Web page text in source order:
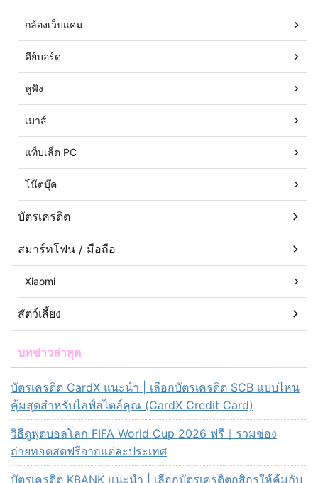
กล้องเว็บแคม
คีย์บอร์ด
หูฟัง
เมาส์
แท็บเล็ต PC
โน๊ตบุ๊ค
บัตรเครดิต
สมาร์ทโฟน / มือถือ
Xiaomi
สัตว์เลี้ยง
บทข่าวล่าสุด
บัตรเครดิต CardX แนะนำ | เลือกบัตรเครดิต SCB แบบไหน
คุ้มสุดสำหรับไลฟ์สไตล์คุณ (CardX Credit Card)
วิธีดูฟุตบอลโลก FIFA World Cup 2026 ฟรี｜รวมช่อง
ถ่ายทอดสดฟรีจากแต่ละประเทศ
บัตรเครดิต KBANK แนะนำ | เลือกบัตรเครดิตกสิกรให้คุ้มกับ